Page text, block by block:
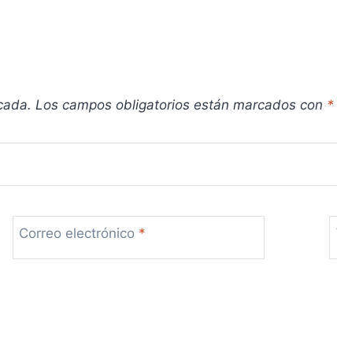
Los campos obligatorios están marcados con *
Correo electrónico *